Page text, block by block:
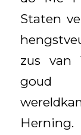
Staten
zus van
goud
Herning.